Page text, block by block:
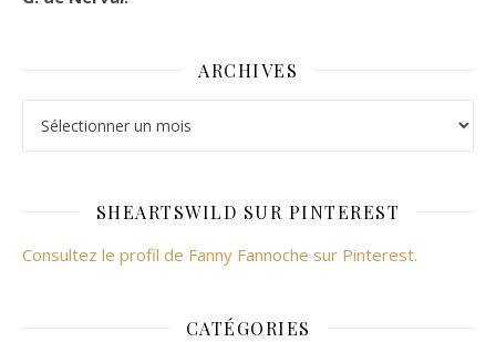
ARCHIVES
SHEARTSWILD SUR PINTEREST
Consultez le profil de Fanny Fannoche sur Pinterest.
CATÉGORIES